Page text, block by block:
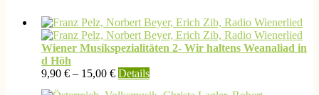
Wiener Musikspezialitäten 2- Wir haltens Weanaliad in
d Höh
9,90 € – 15,00 € DetailsDieses